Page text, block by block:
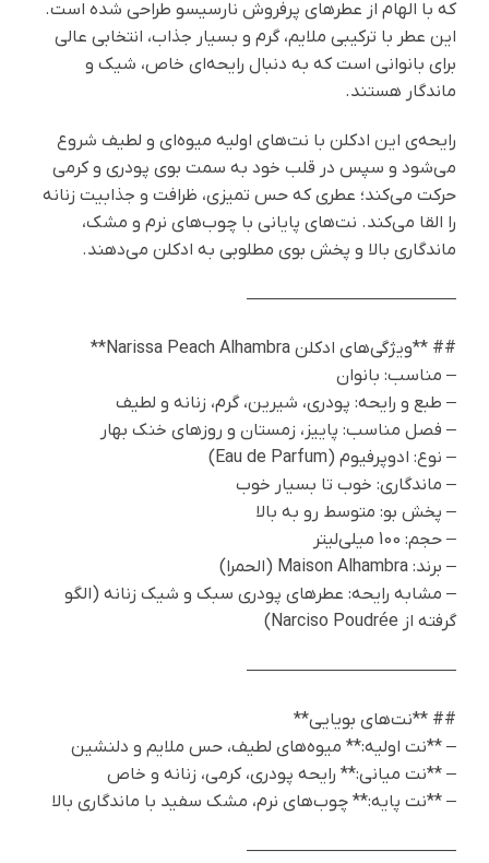
که با الهام از عطرهای پرفروش نارسیسو طراحی شده است.
این عطر با ترکیبی ملایم، گرم و بسیار جذاب، انتخابی عالی
برای بانوانی است که به دنبال رایحه‌ای خاص، شیک و
ماندگار هستند.
رایحه‌ی این ادکلن با نت‌های اولیه میوه‌ای و لطیف شروع
می‌شود و سپس در قلب خود به سمت بوی پودری و کرمی
حرکت می‌کند؛ عطری که حس تمیزی، ظرافت و جذابیت زنانه
را القا می‌کند. نت‌های پایانی با چوب‌های نرم و مشک،
ماندگاری بالا و پخش بوی مطلوبی به ادکلن می‌دهند.
————————————
## **ویژگی‌های ادکلن Narissa Peach Alhambra**
– مناسب: بانوان
– طبع و رایحه: پودری، شیرین، گرم، زنانه و لطیف
– فصل مناسب: پاییز، زمستان و روزهای خنک بهار
– نوع: ادوپرفیوم (Eau de Parfum)
– ماندگاری: خوب تا بسیار خوب
– پخش بو: متوسط رو به بالا
– حجم: 100 میلی‌لیتر
– برند: Maison Alhambra (الحمرا)
– مشابه رایحه: عطرهای پودری سبک و شیک زنانه (الگو
گرفته از Narciso Poudrée)
————————————
## **نت‌های بویایی**
– **نت اولیه:** میوه‌های لطیف، حس ملایم و دلنشین
– **نت میانی:** رایحه پودری، کرمی، زنانه و خاص
– **نت پایه:** چوب‌های نرم، مشک سفید با ماندگاری بالا
————————————